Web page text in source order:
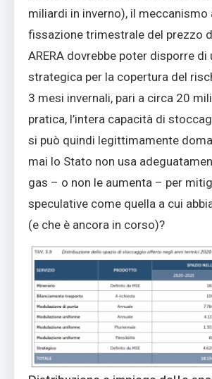
miliardi in inverno), il meccanismo
fissazione trimestrale del prezzo
ARERA dovrebbe poter disporre di
strategica per la copertura del
3 mesi invernali, pari a circa 20
pratica, l’intera capacità di
si può quindi legittimamente
mai lo Stato non usa
gas – o non le aumenta – per
speculative come quella a cui
(e che è ancora in corso)?